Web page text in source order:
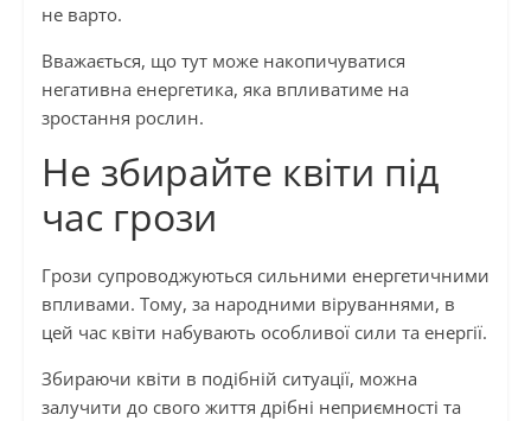
не варто.
Вважається, що тут може накопичуватися
негативна енергетика, яка впливатиме на
зростання рослин.
Не збирайте квіти під
час грози
Грози супроводжуються сильними енергетичними
впливами. Тому, за народними віруваннями, в
цей час квіти набувають особливої сили та енергії.
Збираючи квіти в подібній ситуації, можна
залучити до свого життя дрібні неприємності та